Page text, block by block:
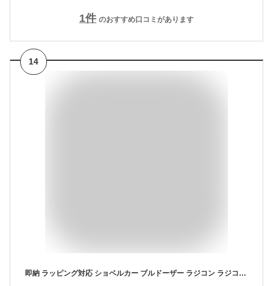
1件 のおすすめ口コミがあります
14
即納 ラッピング対応 ショベルカー ブルドーザー ラジコン ラジコンカー リモコンカー 車おもちゃ 建設車両 工事車両 砂場 砂遊び 掘削機 RC ショベルカー 無線コントローラー 充電式 ケーブル付き 男の子 3歳 4歳 5歳 6歳 誕生日 クリスマス プレゼント